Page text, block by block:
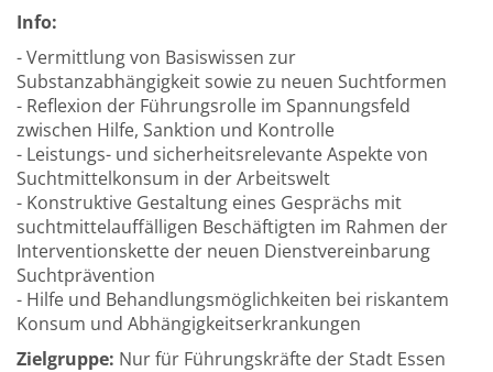
Info:
- Vermittlung von Basiswissen zur
Substanzabhängigkeit sowie zu neuen Suchtformen
- Reflexion der Führungsrolle im Spannungsfeld
zwischen Hilfe, Sanktion und Kontrolle
- Leistungs- und sicherheitsrelevante Aspekte von
Suchtmittelkonsum in der Arbeitswelt
- Konstruktive Gestaltung eines Gesprächs mit
suchtmittelauffälligen Beschäftigten im Rahmen der
Interventionskette der neuen Dienstvereinbarung
Suchtprävention
- Hilfe und Behandlungsmöglichkeiten bei riskantem
Konsum und Abhängigkeitserkrankungen
Zielgruppe: Nur für Führungskräfte der Stadt Essen